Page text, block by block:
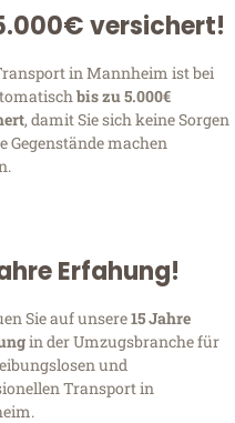
versichert!
in Mannheim ist bei
bis zu 5.000€
, damit Sie sich keine Sorgen
Gegenstände machen
Erfahung!
Sie auf unsere15 Jahre
in der Umzugsbranche für
und
Transport in